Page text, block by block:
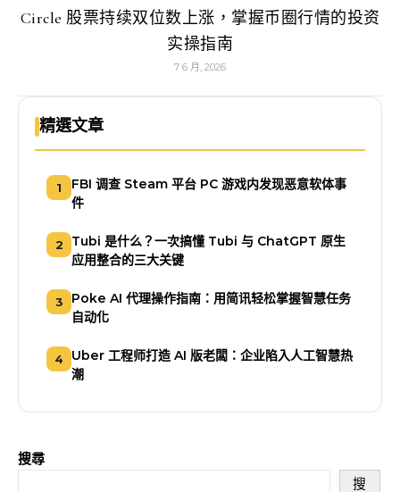
Circle 股票持续双位数上涨，掌握币圈行情的投资
实操指南
7 6 月, 2026
精選文章
1
FBI 调查 Steam 平台 PC 游戏内发现恶意软体事
件
2
Tubi 是什么？一次搞懂 Tubi 与 ChatGPT 原生
应用整合的三大关键
3
Poke AI 代理操作指南：用简讯轻松掌握智慧任务
自动化
4
Uber 工程师打造 AI 版老闆：企业陷入人工智慧热
潮
搜尋
搜